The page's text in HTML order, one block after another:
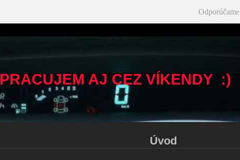
Odporúčame
PRACUJEM AJ CEZ VÍKENDY :)
Úvod